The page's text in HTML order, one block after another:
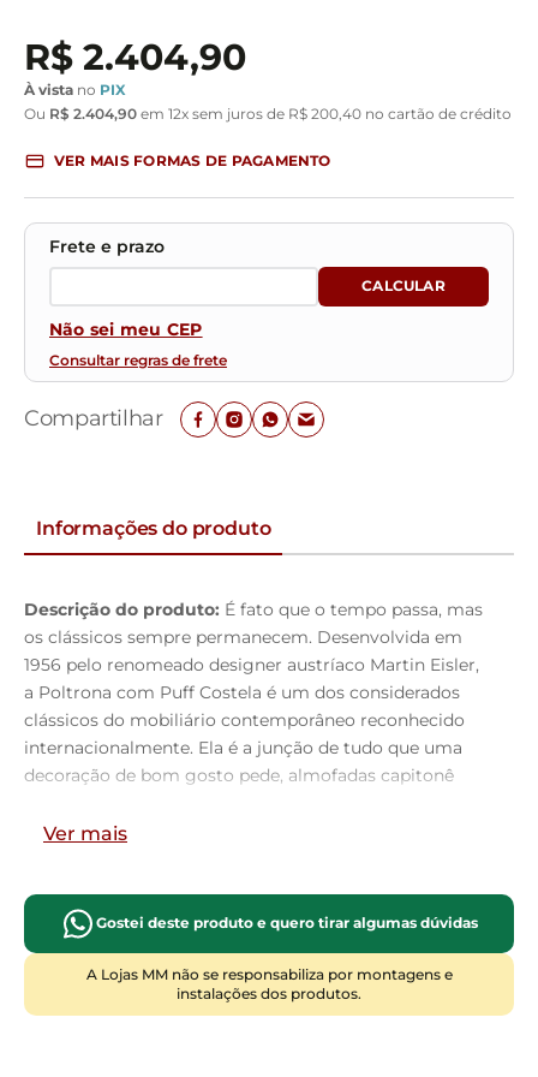
R$ 2.404,90
À vista no PIX
Ou R$ 2.404,90 em 12x sem juros de R$ 200 40 no cartão de crédito
VER MAIS FORMAS DE PAGAMENTO
Não sei meu CEP
Consultar regras de frete
Compartilhar
Informações do produto
Descrição do produto: É fato que o tempo passa, mas
os clássicos sempre permanecem. Desenvolvida em
1956 pelo renomeado designer austríaco Martin Eisler,
a Poltrona com Puff Costela é um dos considerados
clássicos do mobiliário contemporâneo reconhecido
internacionalmente. Ela é a junção de tudo que uma
decoração de bom gosto pede, almofadas capitonê
assento, base com traçado de linhas elegantes e
siliconada, ideal para decorações residenciais,
sofisticadas ou clássicas. Sua robustez além de marcar
presença no ambiente, oferece conforto inigualável.
Dimensões da Poltrona (L x A x P)
Ver mais
Gostei deste produto e quero tirar algumas dúvidas
A Lojas MM não se responsabiliza por montagens e
instalações dos produtos.